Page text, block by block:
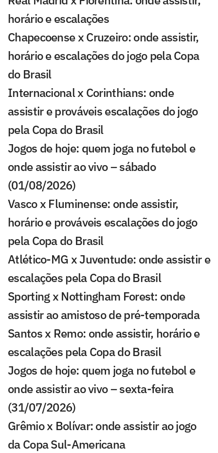
horário e escalações
Chapecoense x Cruzeiro: onde assistir,
horário e escalações do jogo pela Copa
do Brasil
Internacional x Corinthians: onde
assistir e prováveis escalações do jogo
pela Copa do Brasil
Jogos de hoje: quem joga no futebol e
onde assistir ao vivo – sábado
(01/08/2026)
Vasco x Fluminense: onde assistir,
horário e prováveis escalações do jogo
pela Copa do Brasil
Atlético-MG x Juventude: onde assistir e
escalações pela Copa do Brasil
Sporting x Nottingham Forest: onde
assistir ao amistoso de pré-temporada
Santos x Remo: onde assistir, horário e
escalações pela Copa do Brasil
Jogos de hoje: quem joga no futebol e
onde assistir ao vivo – sexta-feira
(31/07/2026)
Grêmio x Bolívar: onde assistir ao jogo
da Copa Sul-Americana